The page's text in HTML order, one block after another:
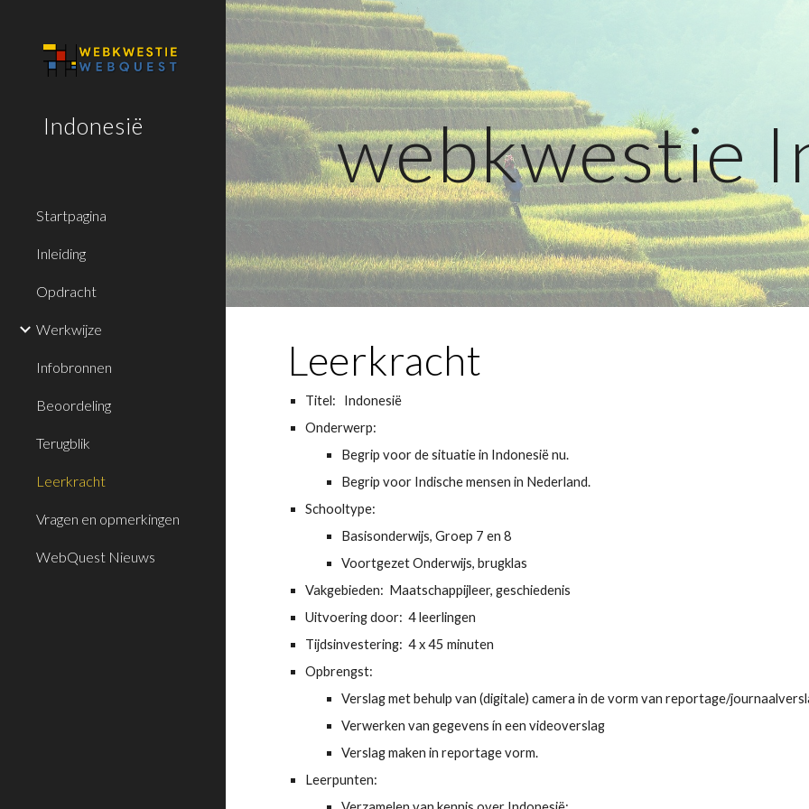
Skip to main content
Indonesië
Startpagina
Inleiding
Opdracht
Werkwijze
Infobronnen
Beoordeling
Terugblik
Leerkracht
Vragen en opmerkingen
WebQuest Nieuws
webkwestie
Leerkracht
Titel:   Indonesië
Onderwerp:
Begrip voor de situatie in Indonesië nu.
Begrip voor Indische mensen in Nederland.
Schooltype:
Basisonderwijs, Groep 7 en 8
Voortgezet Onderwijs, brugklas
Vakgebieden:  Maatschappijleer, geschiedenis
Uitvoering door:  4 leerlingen
Tijdsinvestering:  4 x 45 minuten
Opbrengst:
Verslag met behulp van (digitale) camera in de vorm van reportage/
Verwerken van gegevens ín een videoverslag
Verslag maken in reportage vorm.
Leerpunten: